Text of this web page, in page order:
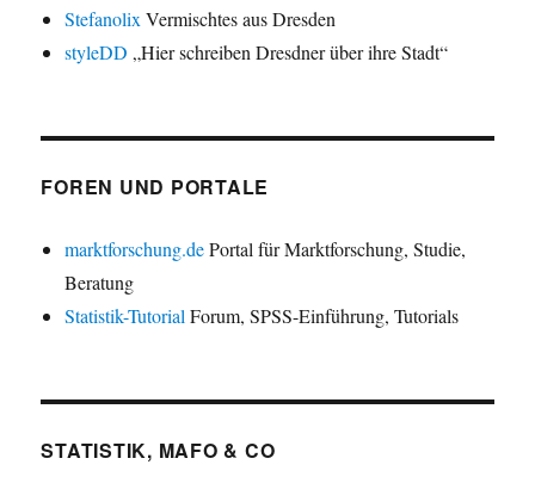
Stefanolix Vermischtes aus Dresden
styleDD „Hier schreiben Dresdner über ihre Stadt“
FOREN UND PORTALE
marktforschung.dePortal für Marktforschung, Studie,
Beratung
Statistik-Tutorial Forum, SPSS-Einführung, Tutorials
STATISTIK, MAFO & CO